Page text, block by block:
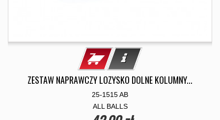
ZESTAW NAPRAWCZY LOZYSKO DOLNE KOLUMNY...
25-1515 AB
ALL BALLS